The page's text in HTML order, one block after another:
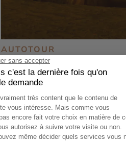
AUTOTOUR
Perth et la côte Ouest, une
confidentielle
16 jours - À partir de 4590 €
Perth - Coral bay - Shark Bay -
Reef